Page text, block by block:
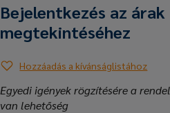
Bejelentkezés az árak
megtekintéséhez
Hozzáadás a kívánságlistához
Egyedi igények rögzítésére a
van lehetőség